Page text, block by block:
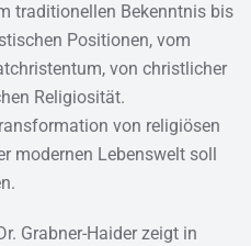
traditionellen Bekenntnis bis
Positionen, vom
von christlicher
Religiosität.
von religiösen
modernen Lebenswelt soll
Grabner-Haider zeigt in